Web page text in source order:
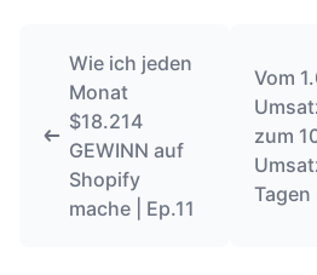
Wie ich jeden
Monat
$18.214
GEWINN auf
Shopify
mache | Ep.11
Vom
zum